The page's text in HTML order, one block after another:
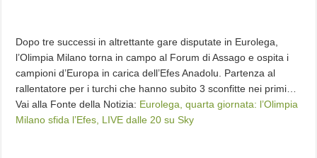
Dopo tre successi in altrettante gare disputate in Eurolega,
l’Olimpia Milano torna in campo al Forum di Assago e ospita i
campioni d’Europa in carica dell’Efes Anadolu. Partenza al
rallentatore per i turchi che hanno subito 3 sconfitte nei primi…
Vai alla Fonte della Notizia: Eurolega, quarta giornata: l’Olimpia
Milano sfida l’Efes, LIVE dalle 20 su Sky